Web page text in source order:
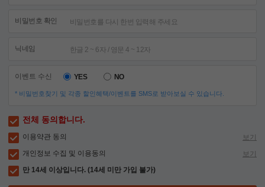
비밀번호 확인
닉네임
이벤트 수신 YES NO
* 비밀번호찾기 및 각종 할인혜택/이벤트를 SMS로 받아보실 수 있습니다.
전체 동의합니다.
이용약관 동의
보기
개인정보 수집 및 이용동의
보기
만 14세 이상입니다. (14세 미만 가입 불가)